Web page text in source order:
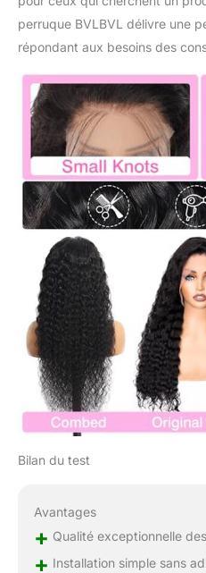
de
de
4
la
perruque BVLBVL délivre une
répondant aux besoins des
Bilan du test
Avantages
+ Qualité exceptionnelle
+ Installation simple sans